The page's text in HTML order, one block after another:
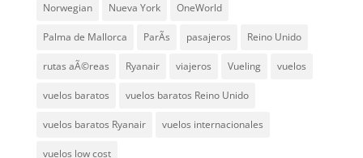
Norwegian Nueva York OneWorld
Palma de Mallorca ParÃ­s pasajeros Reino Unido
rutas aÃ©reas Ryanair viajeros Vueling vuelos
vuelos baratos vuelos baratos Reino Unido
vuelos baratos Ryanair vuelos internacionales
vuelos low cost